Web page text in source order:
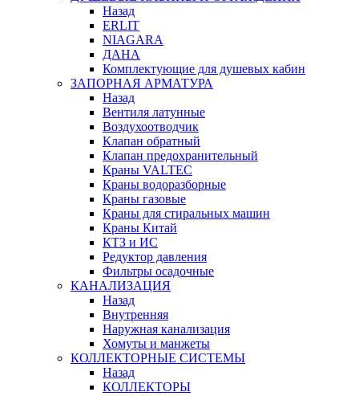
Назад
ERLIT
NIAGARA
ДАНА
Комплектующие для душевых кабин
ЗАПОРНАЯ АРМАТУРА
Назад
Вентиля латунные
Воздухоотводчик
Клапан обратный
Клапан предохранительный
Краны VALTEC
Краны водоразборные
Краны газовые
Краны для стиральных машин
Краны Китай
КТЗ и ИС
Редуктор давления
Фильтры осадочные
КАНАЛИЗАЦИЯ
Назад
Внутренняя
Наружная канализация
Хомуты и манжеты
КОЛЛЕКТОРНЫЕ СИСТЕМЫ
Назад
КОЛЛЕКТОРЫ